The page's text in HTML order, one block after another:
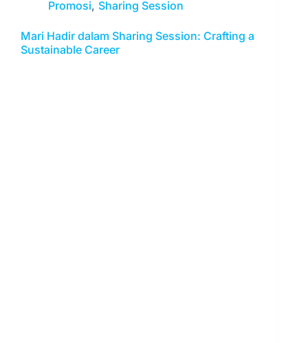
Promosi, Sharing Session
Mari Hadir dalam Sharing Session: Crafting a
Sustainable Career